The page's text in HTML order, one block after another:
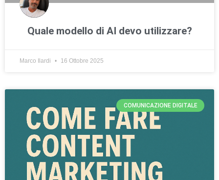
Quale modello di AI devo utilizzare?
Marco Ilardi 16 Ottobre 2025
COMUNICAZIONE DIGITALE